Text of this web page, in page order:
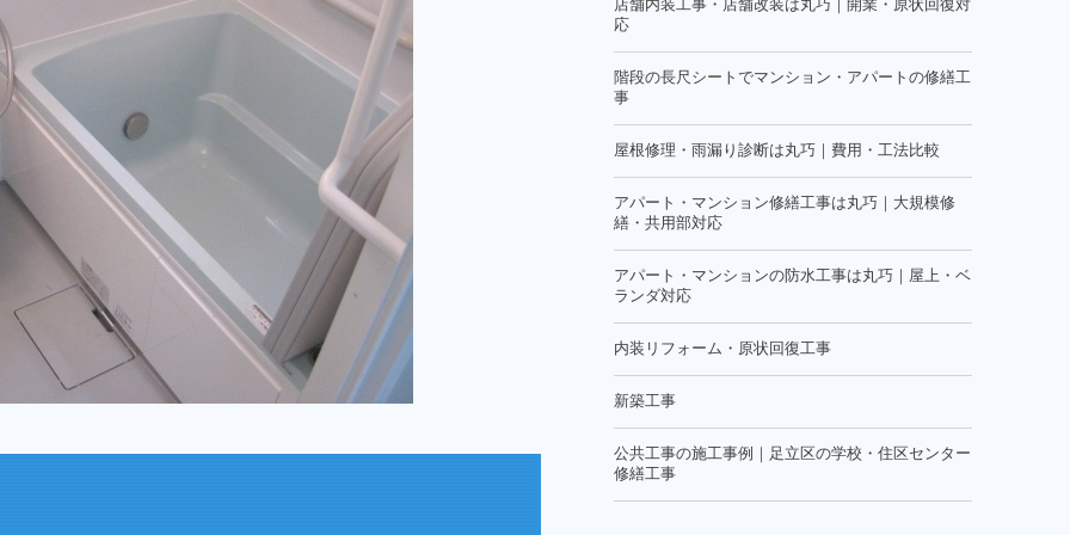
店舗内装工事・店舗改装は丸巧｜開業・原状回復対
応
階段の長尺シートでマンション・アパートの修繕工
事
屋根修理・雨漏り診断は丸巧｜費用・工法比較
アパート・マンション修繕工事は丸巧｜大規模修
繕・共用部対応
アパート・マンションの防水工事は丸巧｜屋上・ベ
ランダ対応
内装リフォーム・原状回復工事
新築工事
公共工事の施工事例｜足立区の学校・住区センター
修繕工事